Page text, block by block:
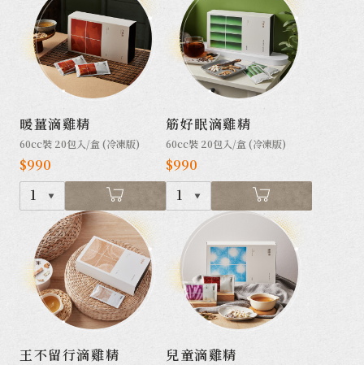
暖薑滴雞精
60cc裝 20包入/盒 (冷凍版)
$990
1
筋好眠滴雞精
60cc裝 20包入/盒 (冷凍版)
$990
1
王不留行滴雞精 兒童滴雞精